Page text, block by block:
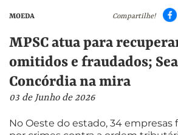
MOEDA Compartilhe!
MPSC atua para
omitidos e fraudados;
Concórdia na mira
03 de Junho de 2026
No Oeste do estado, 34 empresas